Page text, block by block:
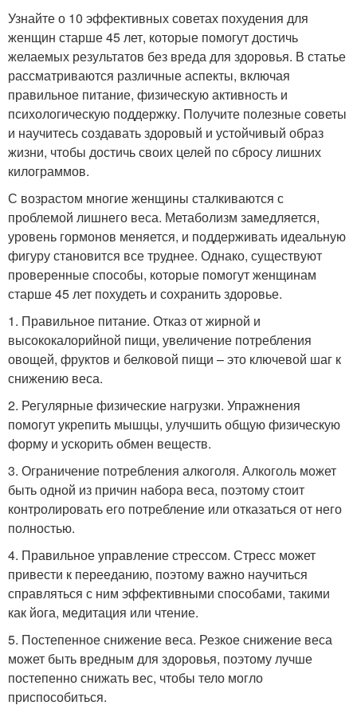
Узнайте о 10 эффективных советах похудения для
женщин старше 45 лет, которые помогут достичь
желаемых результатов без вреда для здоровья. В статье
рассматриваются различные аспекты, включая
правильное питание, физическую активность и
психологическую поддержку. Получите полезные советы
и научитесь создавать здоровый и устойчивый образ
жизни, чтобы достичь своих целей по сбросу лишних
килограммов.
С возрастом многие женщины сталкиваются с
проблемой лишнего веса. Метаболизм замедляется,
уровень гормонов меняется, и поддерживать идеальную
фигуру становится все труднее. Однако, существуют
проверенные способы, которые помогут женщинам
старше 45 лет похудеть и сохранить здоровье.
1. Правильное питание. Отказ от жирной и
высококалорийной пищи, увеличение потребления
овощей, фруктов и белковой пищи – это ключевой шаг к
снижению веса.
2. Регулярные физические нагрузки. Упражнения
помогут укрепить мышцы, улучшить общую физическую
форму и ускорить обмен веществ.
3. Ограничение потребления алкоголя. Алкоголь может
быть одной из причин набора веса, поэтому стоит
контролировать его потребление или отказаться от него
полностью.
4. Правильное управление стрессом. Стресс может
привести к перееданию, поэтому важно научиться
справляться с ним эффективными способами, такими
как йога, медитация или чтение.
5. Постепенное снижение веса. Резкое снижение веса
может быть вредным для здоровья, поэтому лучше
постепенно снижать вес, чтобы тело могло
приспособиться.